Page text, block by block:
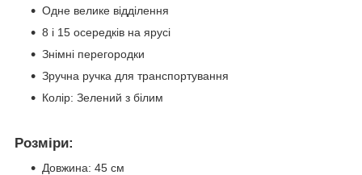
Одне велике відділення
8 і 15 осередків на ярусі
Знімні перегородки
Зручна ручка для транспортування
Колір: Зелений з білим
Розміри:
Довжина: 45 см